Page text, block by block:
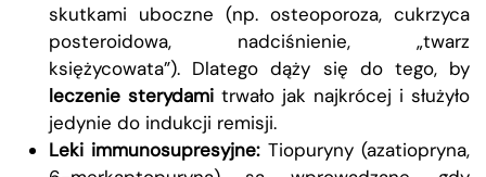
skutkami uboczne (np. osteoporoza, cukrzyca
posteroidowa, nadciśnienie, „twarz
księżycowata”). Dlatego dąży się do tego, by
leczenie sterydami trwało jak najkrócej i służyło
jedynie do indukcji remisji.
Leki immunosupresyjne:Tiopuryny (azatiopryna,